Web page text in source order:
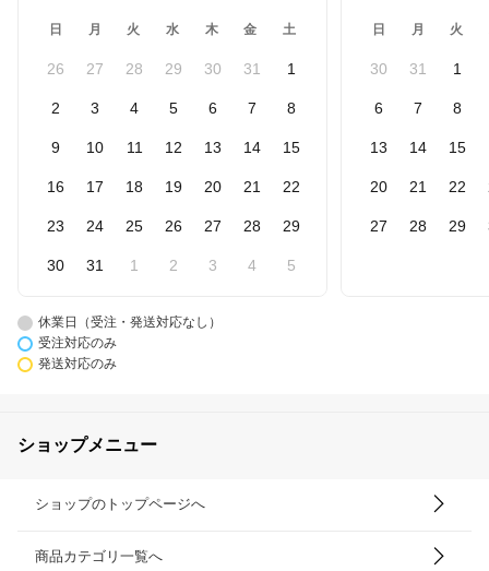
日 月 火 水 木 金 土
26 27 28 29 30 31 1
2 3 4 5 6 7 8
9 10 11 12 13 14 15
16 17 18 19 20 21 22
23 24 25 26 27 28 29
30 31 1 2 3 4 5
日 月 火
30 31 1
6 7 8
13 14 15
20 21 22
27 28 29
休業日（受注・発送対応なし）
受注対応のみ
発送対応のみ
ショップメニュー
ショップのトップページへ
商品カテゴリ一覧へ